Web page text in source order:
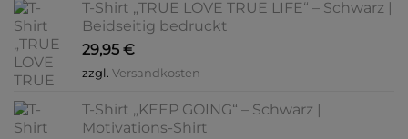
T-Shirt „TRUE LOVE TRUE LIFE“ – Schwarz |
Beidseitig bedruckt
29,95 €
zzgl. Versandkosten
T-Shirt „KEEP GOING“ – Schwarz |
Motivations-Shirt